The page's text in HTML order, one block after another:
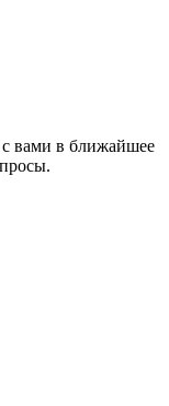
вами в ближайшее